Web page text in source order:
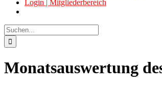
Login | Mitgliederbereich
Suche
nach:
Monatsauswertung